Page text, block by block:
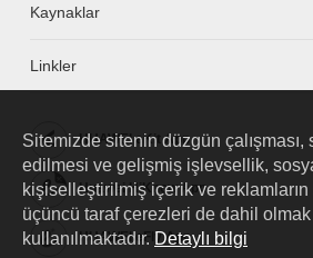
Kaynaklar
Linkler
HUAWEI eKit App
Huawei HiKnow App
HUAWEI eFly App
Sitemizde sitenin düzgün
edilmesi ve gelişmiş işlevsellik,
kişiselleştirilmiş içerik ve reklamların
üçüncü taraf çerezleri de dahil
kullanılmaktadır. Detaylı bilgi